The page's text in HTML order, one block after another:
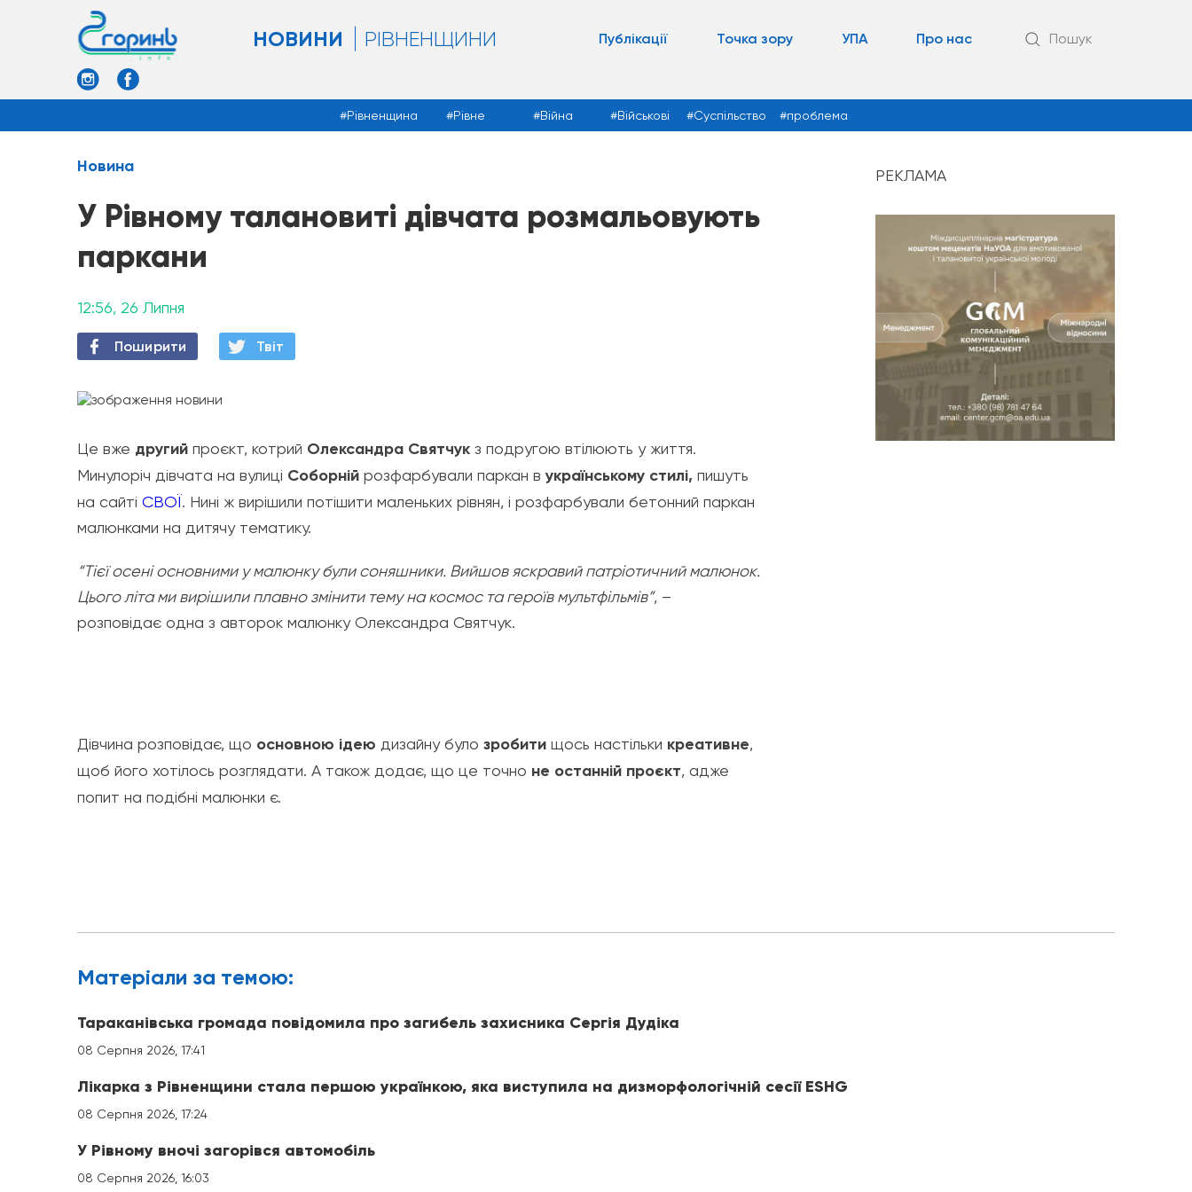
НОВИНИ РІВНЕНЩИНИ Публікації Точка зору УПА Про нас Пошук
Рівненщина Рівне Війна Військові Суспільство проблема
Новина
У Рівному талановиті дівчата розмальовують
паркани
12:56, 26 Липня
Поширити Твiт
Це вже другий проєкт, котрий Олександра Святчук з подругою втілюють у життя.
Минулоріч дівчата на вулиці Соборній розфарбували паркан вукраїнському стилі, пишуть
на сайті СВОЇ. Нині ж вирішили потішити маленьких рівнян, і розфарбували бетонний паркан
малюнками на дитячу тематику.
“Тієї осені основними у малюнку були соняшники. Вийшов яскравий патріотичний малюнок.
Цього літа ми вирішили плавно змінити тему на космос та героїв мультфільмів”, –
розповідає одна з авторок малюнку Олександра Святчук.
Дівчина розповідає, що основною ідею дизайну було зробити щось настільки креативне,
щоб його хотілось розглядати. А також додає, що це точно не останній проєкт, адже
попит на подібні малюнки є.
РЕКЛАМА
Матерiали за темою:
Тараканівська громада повідомила про загибель захисника Сергія Дудіка
08 Серпня 2026, 17:41
Лікарка з Рівненщини стала першою українкою, яка виступила на дизморфологічній сесії ESHG
08 Серпня 2026, 17:24
У Рівному вночі загорівся автомобіль
08 Серпня 2026, 16:03